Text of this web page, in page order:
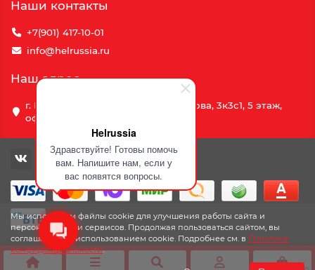
Helrussia
Здравствуйте! Готовы помочь
вам. Напишите нам, если у
вас появятся вопросы.
Мы используем файлы cookie для улучшения работы сайта и
персонализации сервисов. Продолжая пользоваться сайтом, вы
соглашаетесь с использованием cookie. Подробнее см. в Политике
конфиденциальности.
Наши контакты
+7(901) 417-10-01
info@helrussia.ru
Наш адрес
г. Москва, улица Василия Петушкова, 3к3c1, 5 этаж,
офис 69